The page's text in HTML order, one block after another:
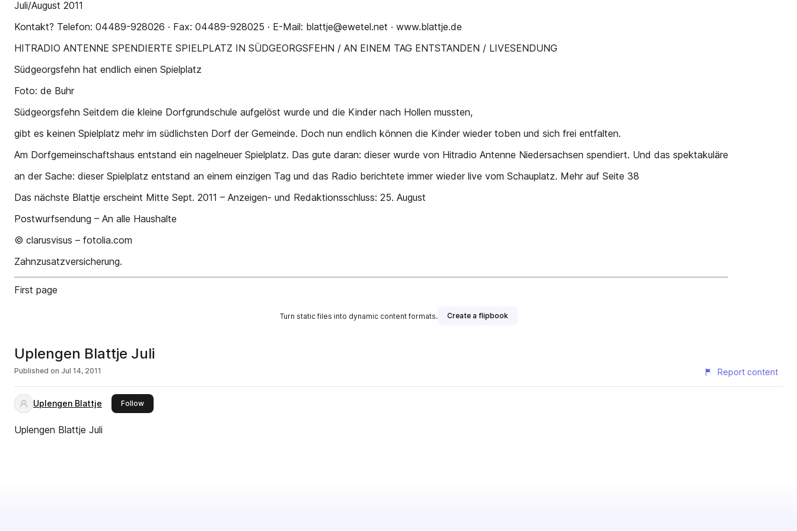
Juli/August 2011
Kontakt? Telefon: 04489-928026 · Fax: 04489-928025 · E-Mail: blattje@ewetel.net · www.blattje.de
HITRADIO ANTENNE SPENDIERTE SPIELPLATZ IN SÜDGEORGSFEHN / AN EINEM TAG ENTSTANDEN / LIVESENDUNG
Südgeorgsfehn hat endlich einen Spielplatz
Foto: de Buhr
Südgeorgsfehn Seitdem die kleine Dorfgrundschule aufgelöst wurde und die Kinder nach Hollen mussten,
gibt es keinen Spielplatz mehr im südlichsten Dorf der Gemeinde. Doch nun endlich können die Kinder wieder toben und sich frei entfalten.
Am Dorfgemeinschaftshaus entstand ein nagelneuer Spielplatz. Das gute daran: dieser wurde von Hitradio Antenne Niedersachsen spendiert. Und das spektakuläre
an der Sache: dieser Spielplatz entstand an einem einzigen Tag und das Radio berichtete immer wieder live vom Schauplatz. Mehr auf Seite 38
Das nächste Blattje erscheint Mitte Sept. 2011 – Anzeigen- und Redaktionsschluss: 25. August
Postwurfsendung – An alle Haushalte
© clarusvisus – fotolia.com
Zahnzusatzversicherung.
First page
Turn static files into dynamic content formats. Create a flipbook
Uplengen Blattje Juli
Published on Jul 14, 2011 Report content
Uplengen Blattje Followthis publisher
Uplengen Blattje Juli